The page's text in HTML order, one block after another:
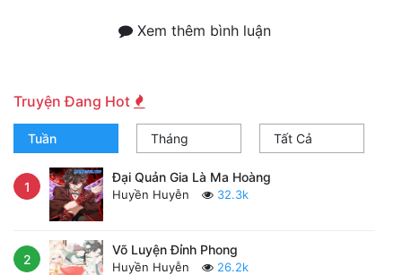
Xem thêm bình luận
Truyện Đang Hot
Tuần Tháng Tất Cả
1
Đại Quản Gia Là Ma Hoàng
Huyền Huyễn 32.3k
2
Võ Luyện Đỉnh Phong
Huyền Huyễn 26.2k